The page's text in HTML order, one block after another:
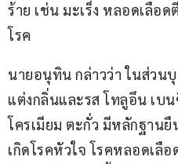
ร้าย เช่น มะเร็ง หลอดเลือ
โรค
นายอนุทิน กล่าวว่า ในส่วน
แต่งกลิ่นและรส โทลูอึน เบ
โครเมียม ตะกั่ว มีหลักฐานยื
เกิดโรคหัวใจ โรคหลอดเลื